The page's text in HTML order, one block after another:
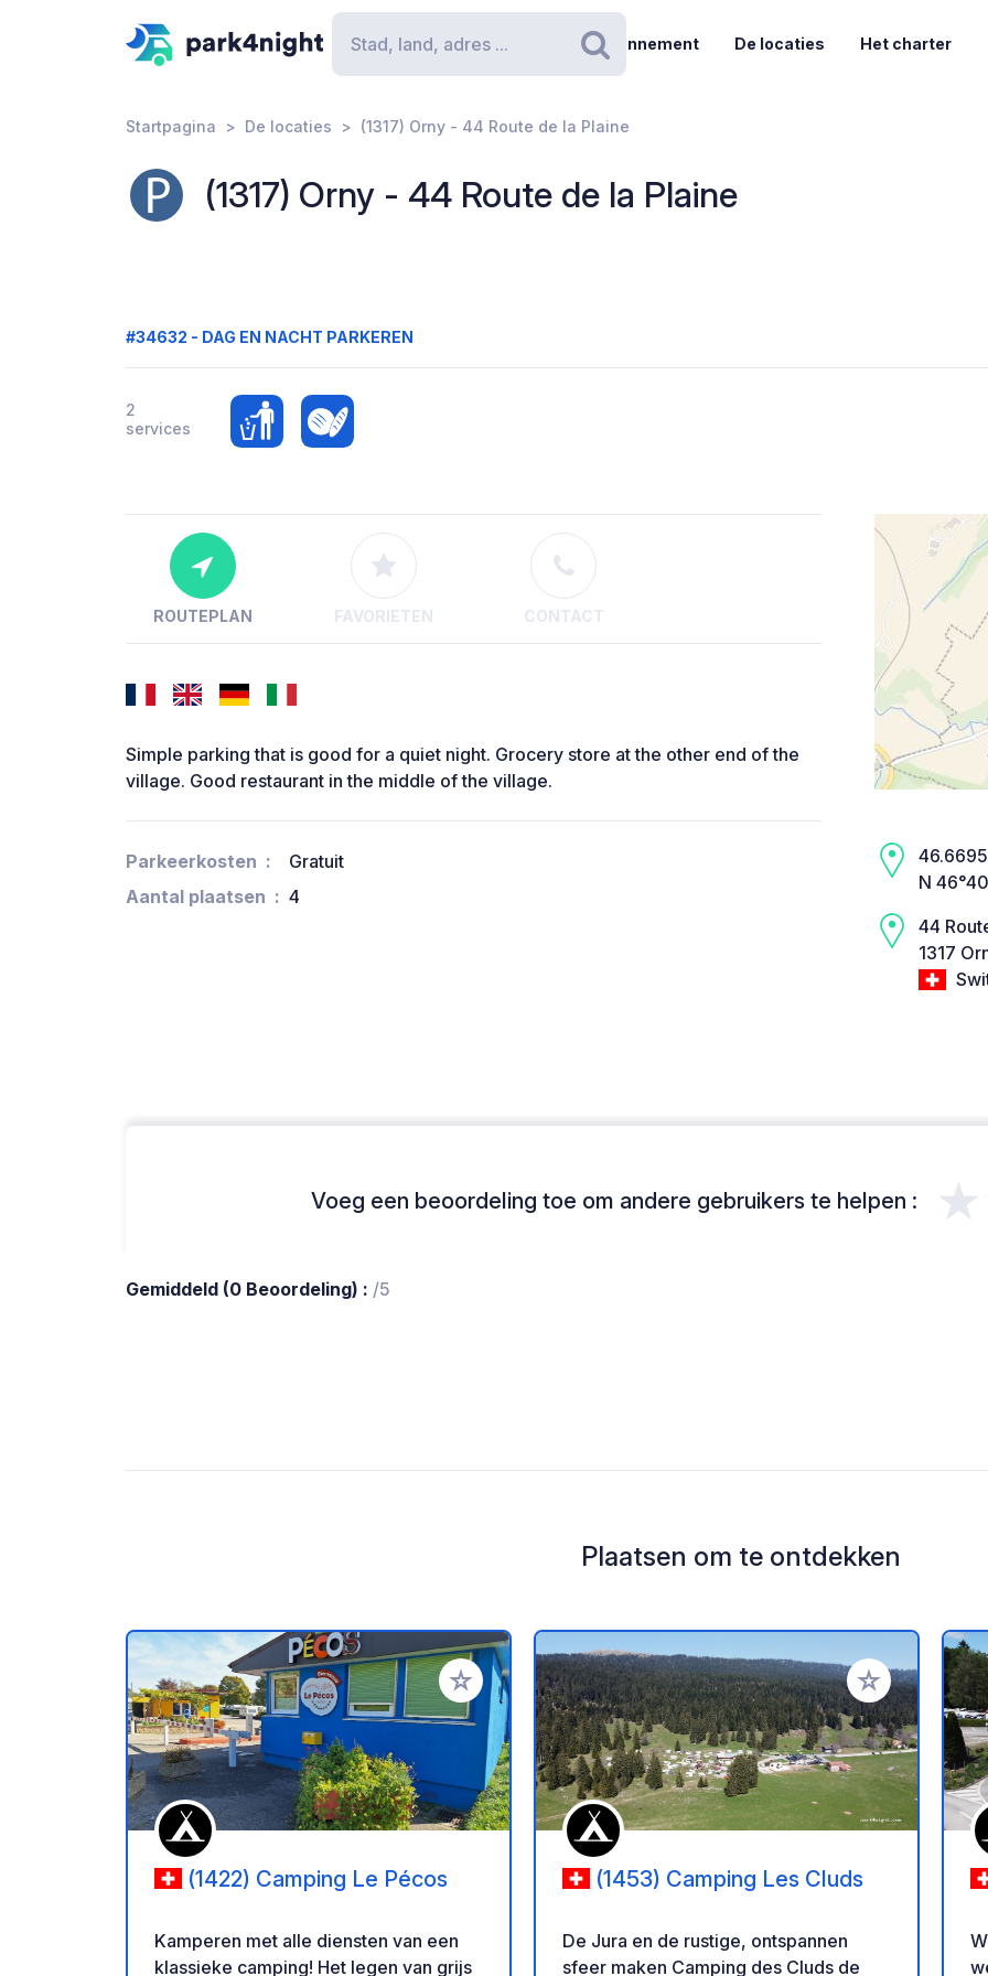
Zoeken
Abonnement De locaties Het charter
Startpagina De locaties (1317) Orny - 44 Route de la Plaine
(1317) Orny - 44 Route de la Plaine
#34632 - DAG EN NACHT PARKEREN
2
services
ROUTEPLAN FAVORIETEN CONTACT
Simple parking that is good for a quiet night. Grocery store at the other end of the
village. Good restaurant in the middle of the village.
Parkeerkosten
Gratuit
Aantal plaatsen
4
N
44
1317
Voeg een beoordeling toe om andere gebruikers te helpen :
Gemiddeld (0 Beoordeling) : /5
Plaatsen om te ontdekken
Voeg toe aan je favorieten
(1422) Camping Le Pécos
Kamperen met alle diensten van een
klassieke camping! Het legen van grijs
Voeg toe aan je
(1453) Camping Les Cluds
De Jura en de rustige, ontspannen
sfeer maken Camping des Cluds de